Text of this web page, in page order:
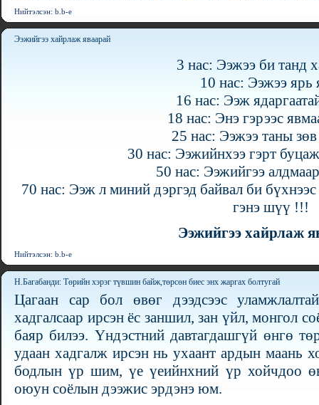
Нийтэлсэн: b.b-e
Ээжийгээ хайрлаж яваарай
3 нас: Ээжээ би танд
10 нас: Ээжээ ярь
16 нас: Ээж
18 нас: Энэ гэрээс
25 нас: Ээжээ таны
30 нас: Ээжийнхээ гэрт
50 нас: Ээжийгээ
70 нас: Ээж л миний дэргэд байвал би бүхнээс
гэнэ шүү !!!
Ээжийгээ хайрлаж
Нийтэлсэн: b.b-e
Н.Багабанди: Төрийн хэрэг түвшин байж,төрсөн биес энх жаргах болтугай
Цагаан сар бол өвөг дээдсээс
хадгалсаар ирсэн ёс заншил, зан үйл, монгол
баяр билээ. Үндэстний давтагдашгүй өнгө
удаан хадгалж ирсэн нь ухаант ардын маань
бодлын үр шим, үе үеийнхний үр хойчдоо
оюун соёлын дээжис эрдэнэ юм.